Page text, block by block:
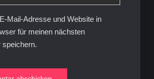
Mail-Adresse und Website in
für meinen nächsten
speichern.